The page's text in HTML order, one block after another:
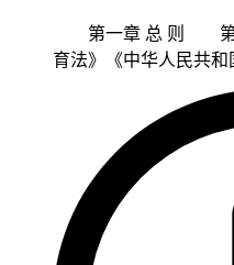
第一章 总 则 第一
育法》《中华人民共和